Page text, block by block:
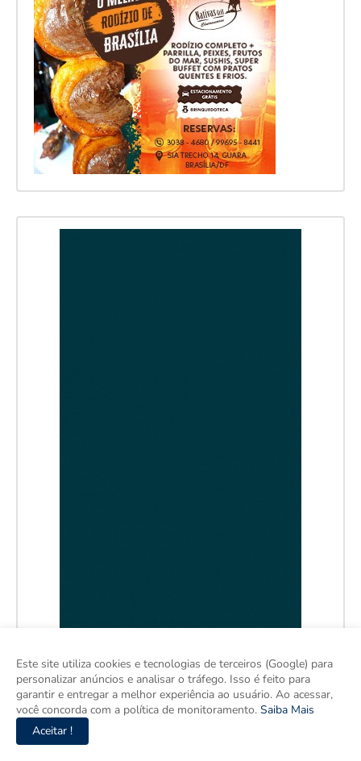
Este site utiliza cookies e tecnologias de terceiros (Google) para
personalizar anúncios e analisar o tráfego. Isso é feito para
garantir e entregar a melhor experiência ao usuário. Ao acessar,
você concorda com a política de monitoramento. Saiba Mais
Aceitar !